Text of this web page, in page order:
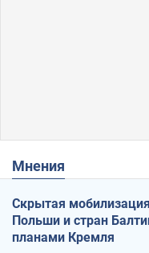
Мнения
Скрытая
Польши и стран
планами Кремля